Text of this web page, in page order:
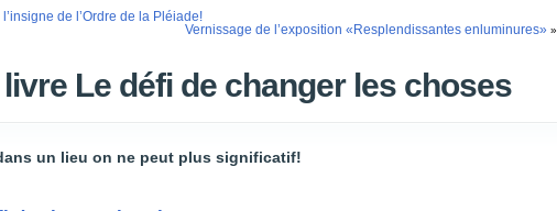
de l’Ordre de la Pléiade!
Vernissage de l’exposition «Resplendissantes enluminures» »
Le défi de changer les choses
un lieu on ne peut plus significatif!